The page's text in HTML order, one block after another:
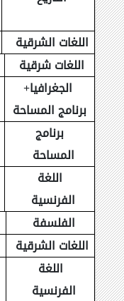
اللغات الشرقية
اللغات شرقية
الجغرافيا+
برنامج المساحة
برنامج
المساحة
اللغة
الفرنسية
الفلسفة
اللغات الشرقية
اللغة
الفرنسية